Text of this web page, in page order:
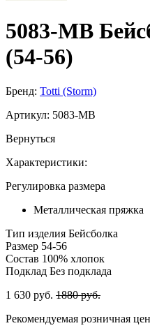
5083-МB
(54-56)
Бренд: Totti (Storm)
Артикул: 5083-МB
Вернуться
Характеристики:
Регулировка размера
Металлическая пряжка
Тип изделия Бейсболка
Размер 54-56
Состав 100% хлопок
Подклад Без подклада
1 630 руб. 1880 руб.
Рекомендуемая розничная